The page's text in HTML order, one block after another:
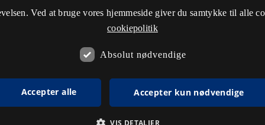
Ved at bruge vores hjemmeside giver du samtykke til alle
cookiepolitik
Absolut nødvendige
Accepter alle Accepter kun nødvendige
VIS DETALJER